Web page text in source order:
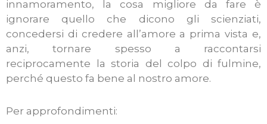
innamoramento, la cosa migliore da fare è
ignorare quello che dicono gli scienziati,
concedersi di credere all’amore a prima vista e,
anzi, tornare spesso a raccontarsi
reciprocamente la storia del colpo di fulmine,
perché questo fa bene al nostro amore.
Per approfondimenti: